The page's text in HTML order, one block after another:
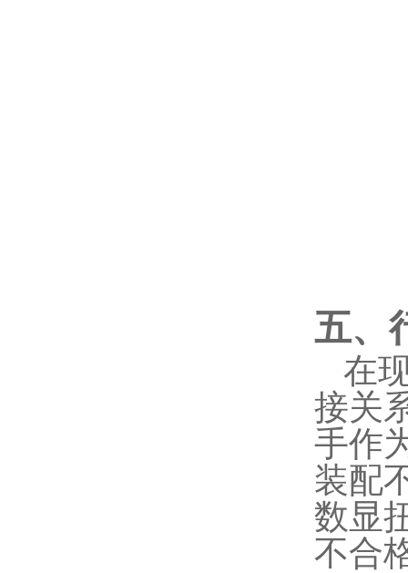
五、
在
接关
手作
装配
数显
不合